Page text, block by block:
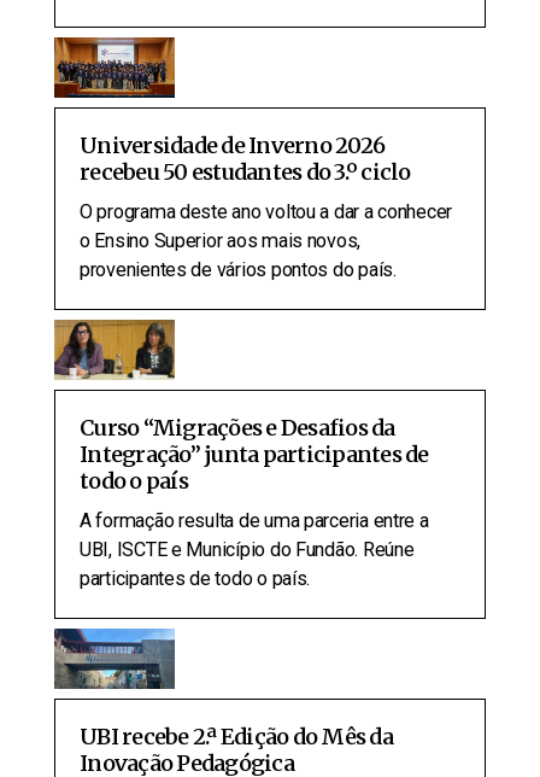
Universidade de Inverno 2026
recebeu 50 estudantes do 3.º ciclo
O programa deste ano voltou a dar a conhecer
o Ensino Superior aos mais novos,
provenientes de vários pontos do país.
Curso “Migrações e Desafios da
Integração” junta participantes de
todo o país
A formação resulta de uma parceria entre a
UBI, ISCTE e Município do Fundão. Reúne
participantes de todo o país.
UBI recebe 2.ª Edição do Mês da
Inovação Pedagógica